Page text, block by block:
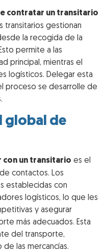
contratar un transitario
transitarios gestionan
la recogida de la
permite a las
principal, mientras el
logísticos. Delegar esta
proceso se desarrolle de
global de
un transitario es el
contactos. Los
establecidas con
logísticos, lo que les
y asegurar
más adecuados. Esta
del transporte,
las mercancías.